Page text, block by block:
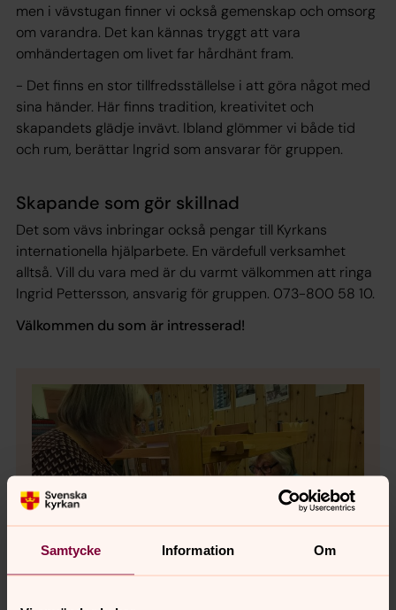
Samtycke Information Om
men i vävstugan finner vi också gemenskap och omsorg
om varandra. Det kan kännas tryggt att vara
omhändertagen om livet far hårdhänt fram.
- Det finns en stor tillfredsställelse i att göra något med
sina händer. Här finns tradition, kreativitet och
skapandets glädje invävt. Ibland glömmer vi både tid
och rum, berättar Ingrid som ansvarar för gruppen.
Skapande som gör skillnad
Det som vävs inbringar också pengar till Kyrkans
internationella hjälparbete. En värdefull verksamhet
alltså. Vill du vara med är du varmt välkommen att ringa
Ingrid Pettersson, ansvarig för gruppen. 073-800 58 10.
Välkommen du som är intresserad!